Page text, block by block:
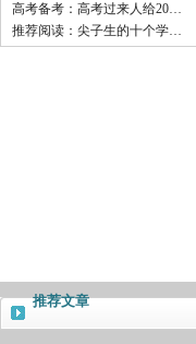
高考备考：高考过来人给20…
推荐阅读：尖子生的十个学…
推荐文章